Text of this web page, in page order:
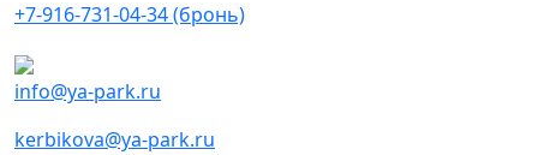
+7-916-731-04-34 (бронь)
info@ya-park.ru
kerbikova@ya-park.ru